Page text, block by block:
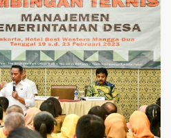
l
i
P
e
n
g
e
t
a
h
u